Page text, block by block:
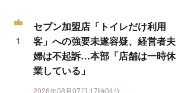
セブン加盟店「トイレだけ利用
客」への強要未遂容疑、経営者夫
婦は不起訴…本部「店舗は一時休
業している」
2026年08月07日 17時04分